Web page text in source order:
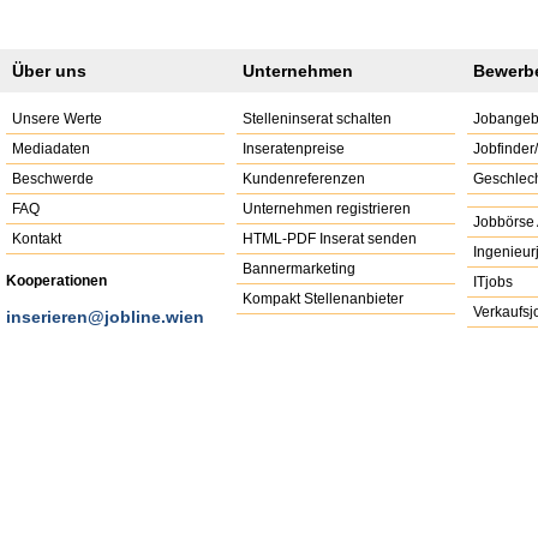
Über uns
Unsere Werte
Mediadaten
Beschwerde
FAQ
Kontakt
Kooperationen
inserieren@jobline.wien
Unternehmen
Stelleninserat schalten
Inseratenpreise
Kundenreferenzen
Unternehmen registrieren
HTML-PDF Inserat senden
Bannermarketing
Kompakt Stellenanbieter
Jobbörse
ITjobs